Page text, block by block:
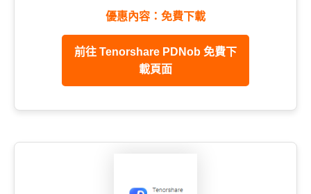
優惠內容：免費下載
前往 Tenorshare PDNob 免費下
載頁面